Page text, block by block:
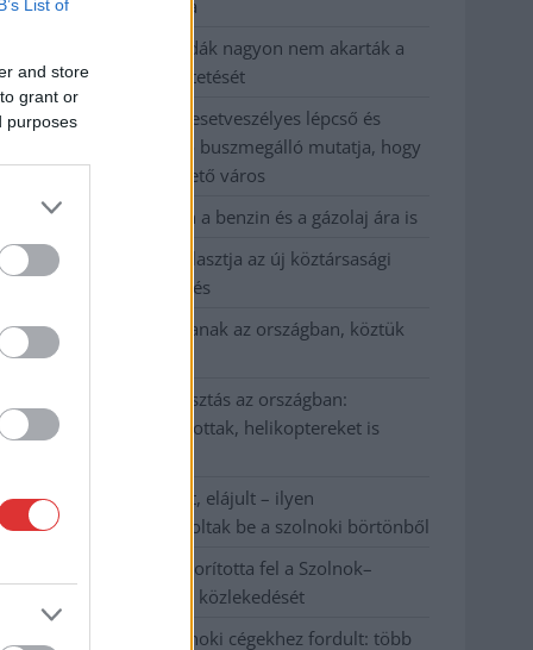
List of
and store
grant or
purposes
kevesebbet vittek haza
A Szolnok megyei gazdák nagyon nem akarták a
JÉGER további üzemeltetését
Csendélet 5.0: alig balesetveszélyes lépcső és
remek állapotban levő buszmegálló mutatja, hogy
Szolnok mennyire élhető város
Pénteken újra csökken a benzin és a gázolaj ára is
Napokon belül megválasztja az új köztársasági
elnököt az Országgyűlés
Kiterjedt tüzek pusztítanak az országban, köztük
Karcagon
Harmadfokú hőségriasztás az országban:
Szolnokon klímát javítottak, helikoptereket is
A zárkában rosszul lett, elájult – ilyen
körülményekről számoltak be a szolnoki börtönből
Váratlan fennakadás borította fel a Szolnok–
Kecskemét vasútvonal közlekedését
A polgármester a szolnoki cégekhez fordult: több